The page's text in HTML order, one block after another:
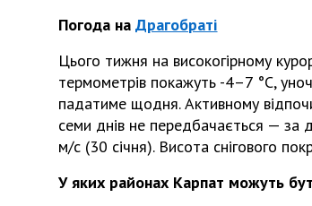
Погода наДрагобраті
Цього тижня на високогірному
термометрів покажуть -4–7 °С,
падатиме щодня. Активному
семи днів не передбачається — за
м/с (30 січня). Висота снігового
У яких районах Карпат можуть